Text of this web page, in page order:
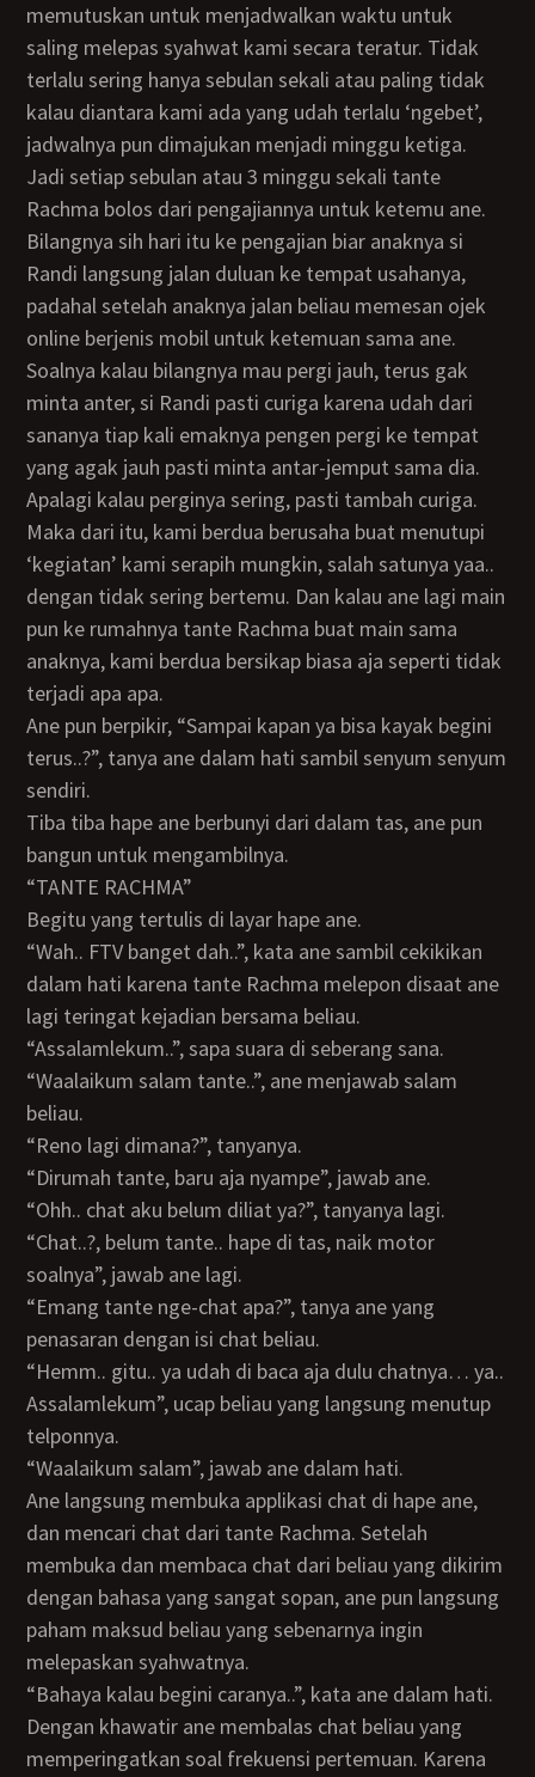
memutuskan untuk menjadwalkan waktu untuk
saling melepas syahwat kami secara teratur. Tidak
terlalu sering hanya sebulan sekali atau paling tidak
kalau diantara kami ada yang udah terlalu ‘ngebet’,
jadwalnya pun dimajukan menjadi minggu ketiga.
Jadi setiap sebulan atau 3 minggu sekali tante
Rachma bolos dari pengajiannya untuk ketemu ane.
Bilangnya sih hari itu ke pengajian biar anaknya si
Randi langsung jalan duluan ke tempat usahanya,
padahal setelah anaknya jalan beliau memesan ojek
online berjenis mobil untuk ketemuan sama ane.
Soalnya kalau bilangnya mau pergi jauh, terus gak
minta anter, si Randi pasti curiga karena udah dari
sananya tiap kali emaknya pengen pergi ke tempat
yang agak jauh pasti minta antar-jemput sama dia.
Apalagi kalau perginya sering, pasti tambah curiga.
Maka dari itu, kami berdua berusaha buat menutupi
‘kegiatan’ kami serapih mungkin, salah satunya yaa..
dengan tidak sering bertemu. Dan kalau ane lagi main
pun ke rumahnya tante Rachma buat main sama
anaknya, kami berdua bersikap biasa aja seperti tidak
terjadi apa apa.
Ane pun berpikir, “Sampai kapan ya bisa kayak begini
terus..?”, tanya ane dalam hati sambil senyum senyum
sendiri.
Tiba tiba hape ane berbunyi dari dalam tas, ane pun
bangun untuk mengambilnya.
“TANTE RACHMA”
Begitu yang tertulis di layar hape ane.
“Wah.. FTV banget dah..”, kata ane sambil cekikikan
dalam hati karena tante Rachma melepon disaat ane
lagi teringat kejadian bersama beliau.
“Assalamlekum..”, sapa suara di seberang sana.
“Waalaikum salam tante..”, ane menjawab salam
beliau.
“Reno lagi dimana?”, tanyanya.
“Dirumah tante, baru aja nyampe”, jawab ane.
“Ohh.. chat aku belum diliat ya?”, tanyanya lagi.
“Chat..?, belum tante.. hape di tas, naik motor
soalnya”, jawab ane lagi.
“Emang tante nge-chat apa?”, tanya ane yang
penasaran dengan isi chat beliau.
“Hemm.. gitu.. ya udah di baca aja dulu chatnya… ya..
Assalamlekum”, ucap beliau yang langsung menutup
telponnya.
“Waalaikum salam”, jawab ane dalam hati.
Ane langsung membuka applikasi chat di hape ane,
dan mencari chat dari tante Rachma. Setelah
membuka dan membaca chat dari beliau yang dikirim
dengan bahasa yang sangat sopan, ane pun langsung
paham maksud beliau yang sebenarnya ingin
melepaskan syahwatnya.
“Bahaya kalau begini caranya..”, kata ane dalam hati.
Dengan khawatir ane membalas chat beliau yang
memperingatkan soal frekuensi pertemuan. Karena